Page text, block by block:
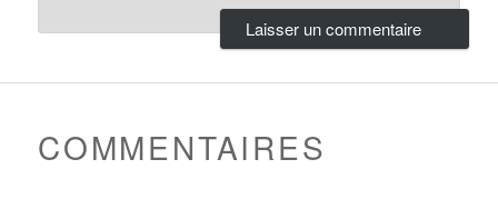
COMMENTAIRES